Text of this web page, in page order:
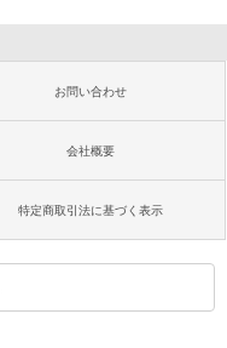
お問い合わせ
会社概要
特定商取引法に基づく表示